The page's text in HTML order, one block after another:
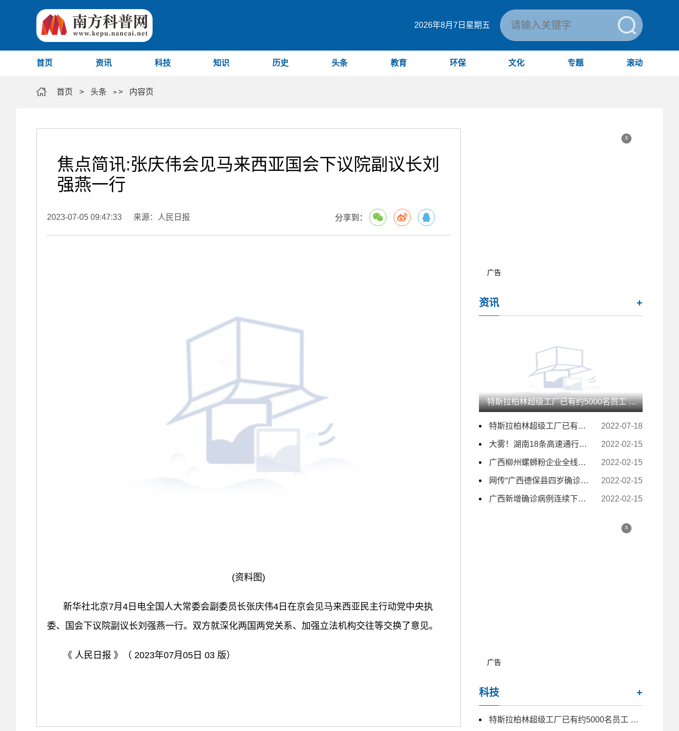
2026年8月7日星期五
首页 资讯 科技 知识 历史 头条 教育 环保 文化 专题 滚动
首页 > 头条 > > 内容页
焦点简讯:张庆伟会见马来西亚国会下议院副议长刘
强燕一行
2023-07-05 09:47:33 来源：人民日报 分享到：
(资料图)
新华社北京7月4日电全国人大常委会副委员长张庆伟4日在京会见马来西亚民主行动党中央执
委、国会下议院副议长刘强燕一行。双方就深化两国两党关系、加强立法机构交往等交换了意见。
《 人民日报 》（ 2023年07月05日 03 版）
x
广告
资讯 +
特斯拉柏林超级工厂已有约5000名员工 未来几月仍计划大量招人
特斯拉柏林超级工厂已有约5000名员工 未来几月仍计划大量招人 2022-07-18
大雾！湖南18条高速通行受影响 157个收费站临时交通管制 2022-02-15
广西柳州螺蛳粉企业全线复工复产 电商主播日夜带货 2022-02-15
网传“广西德保县四岁确诊小孩独自去隔离” 为不实信息 2022-02-15
广西新增确诊病例连续下降至个位数 2022-02-15
x
广告
科技 +
特斯拉柏林超级工厂已有约5000名员工 未来几月仍计划大量招人